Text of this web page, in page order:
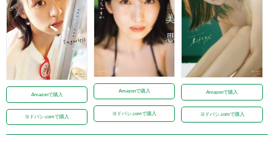
Amazonで購入
ヨドバシ.comで購入
Amazonで購入
ヨドバシ.comで購入
Amazonで購入
ヨドバシ.comで購入